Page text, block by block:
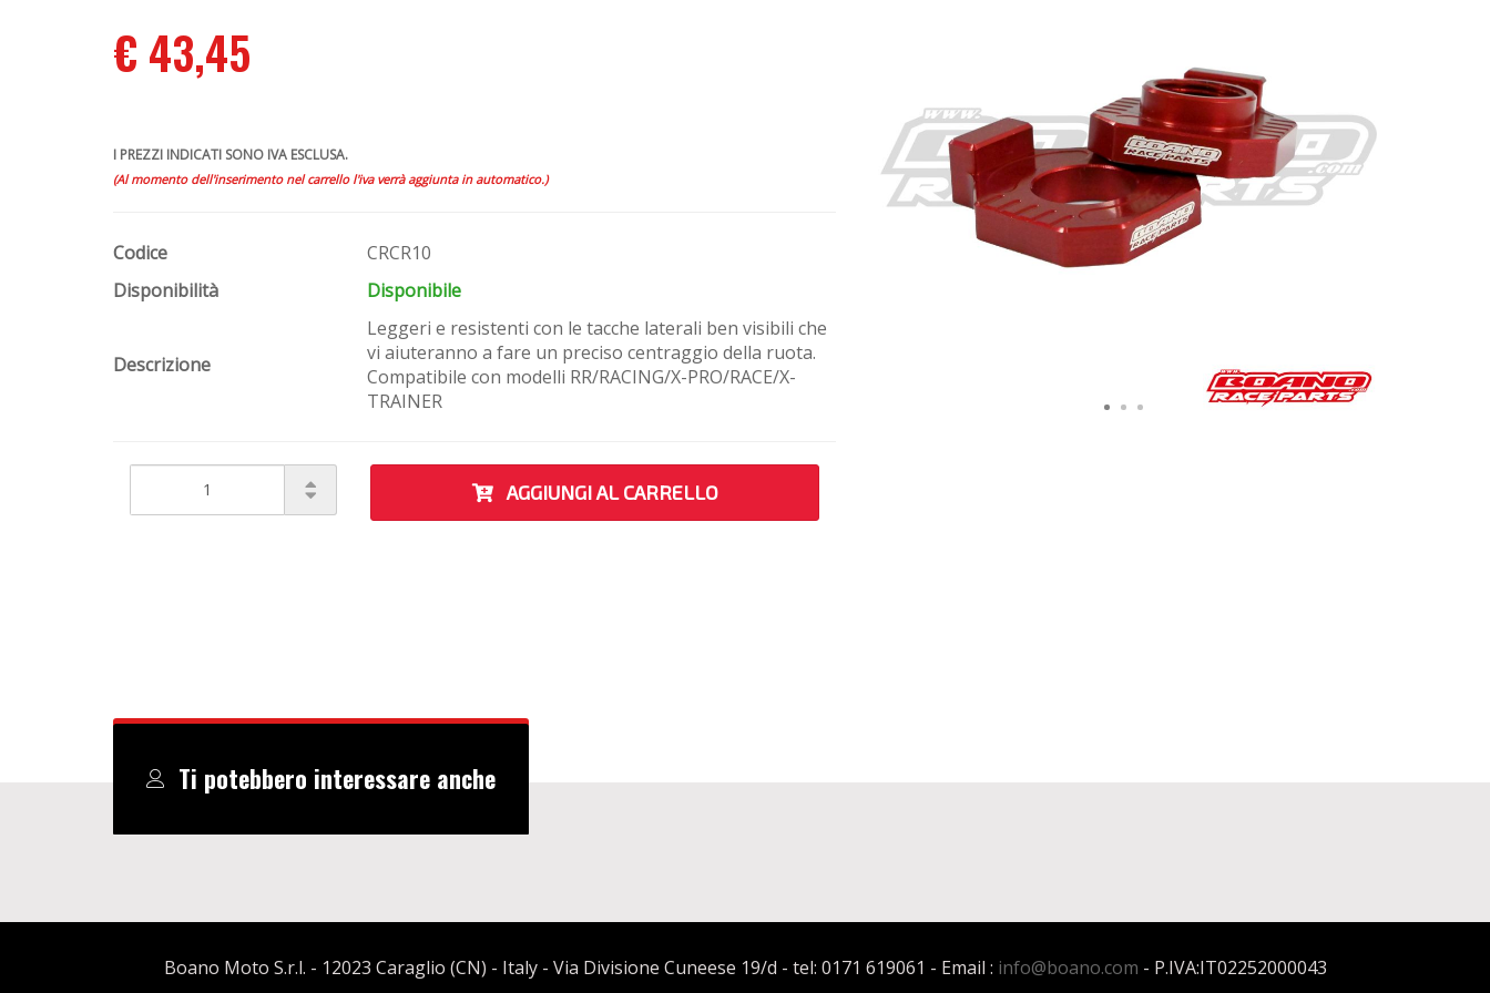
€ 43,45
I PREZZI INDICATI SONO IVA ESCLUSA.
(Al momento dell'inserimento nel carrello l'iva verrà aggiunta in automatico.)
Codice
CRCR10
Disponibilità
Disponibile
Descrizione
Leggeri e resistenti con le tacche laterali ben visibili che
vi aiuteranno a fare un preciso centraggio della ruota.
Compatibile con modelli RR/RACING/X-PRO/RACE/X-
TRAINER
AGGIUNGI AL CARRELLO
Ti potebbero interessare anche
Boano Moto S.r.l. - 12023 Caraglio (CN) - Italy - Via Divisione Cuneese 19/d - tel: 0171 619061 - Email : info@boano.com - P.IVA:IT02252000043